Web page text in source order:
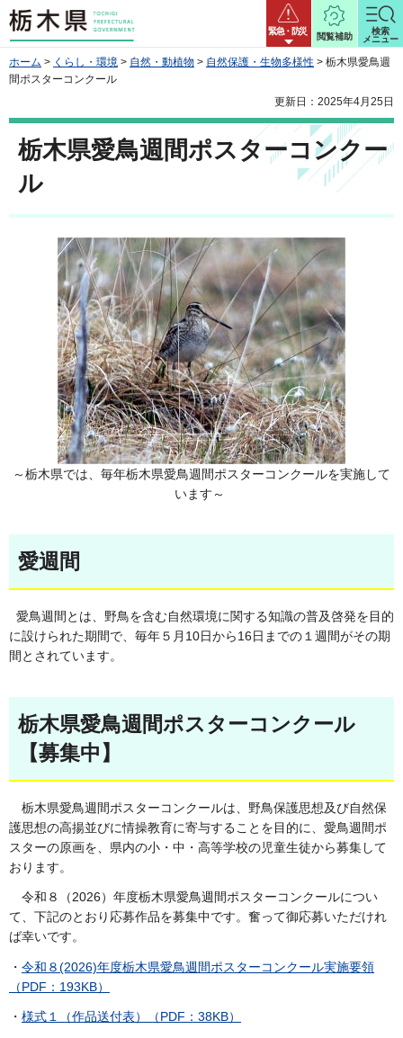
栃木県 緊急・防災
閲覧補助
検索
メニュー
ホーム > くらし・環境 > 自然・動植物 > 自然保護・生物多様性 > 栃木県愛鳥週
間ポスターコンクール
更新日：2025年4月25日
栃木県愛鳥週間ポスターコンクー
ル
～栃木県では、毎年栃木県愛鳥週間ポスターコンクールを実施して
います～
愛週間
愛鳥週間とは、野鳥を含む自然環境に関する知識の普及啓発を目的
に設けられた期間で、毎年５月10日から16日までの１週間がその期
間とされています。
栃木県愛鳥週間ポスターコンクール
【募集中】
栃木県愛鳥週間ポスターコンクールは、野鳥保護思想及び自然保
護思想の高揚並びに情操教育に寄与することを目的に、愛鳥週間ポ
スターの原画を、県内の小・中・高等学校の児童生徒から募集して
おります。
令和８（2026）年度栃木県愛鳥週間ポスターコンクールについ
て、下記のとおり応募作品を募集中です。奮って御応募いただけれ
ば幸いです。
・ 令和８(2026)年度栃木県愛鳥週間ポスターコンクール実施要領
（PDF：193KB）
・ 様式１（作品送付表）（PDF：38KB）